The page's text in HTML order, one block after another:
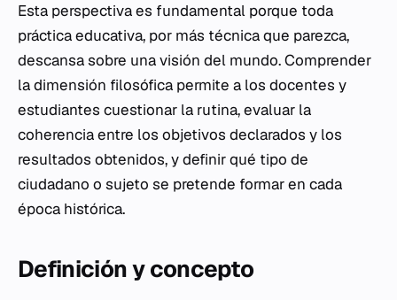
Esta perspectiva es fundamental porque toda
práctica educativa, por más técnica que parezca,
descansa sobre una visión del mundo. Comprender
la dimensión filosófica permite a los docentes y
estudiantes cuestionar la rutina, evaluar la
coherencia entre los objetivos declarados y los
resultados obtenidos, y definir qué tipo de
ciudadano o sujeto se pretende formar en cada
época histórica.
Definición y concepto